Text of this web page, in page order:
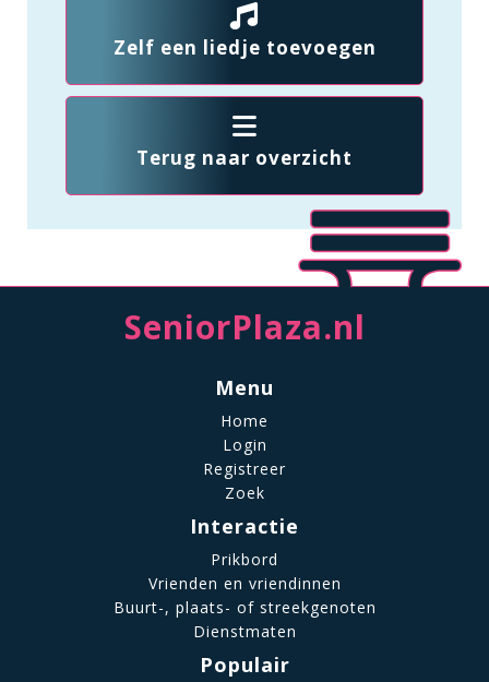
Zelf een liedje toevoegen
Terug naar overzicht
SeniorPlaza.nl
Menu
Home
Login
Registreer
Zoek
Interactie
Prikbord
Vrienden en vriendinnen
Buurt-, plaats- of streekgenoten
Dienstmaten
Populair